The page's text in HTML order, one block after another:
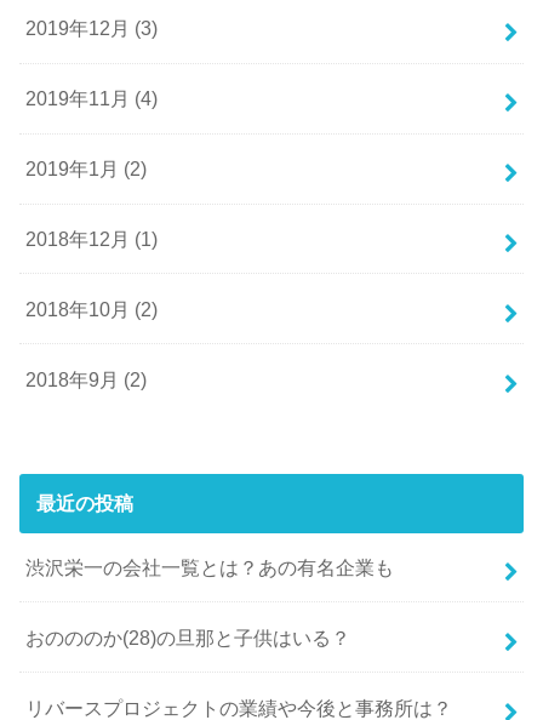
2019年12月 (3)
2019年11月 (4)
2019年1月 (2)
2018年12月 (1)
2018年10月 (2)
2018年9月 (2)
最近の投稿
渋沢栄一の会社一覧とは？あの有名企業も
おのののか(28)の旦那と子供はいる？
リバースプロジェクトの業績や今後と事務所は？